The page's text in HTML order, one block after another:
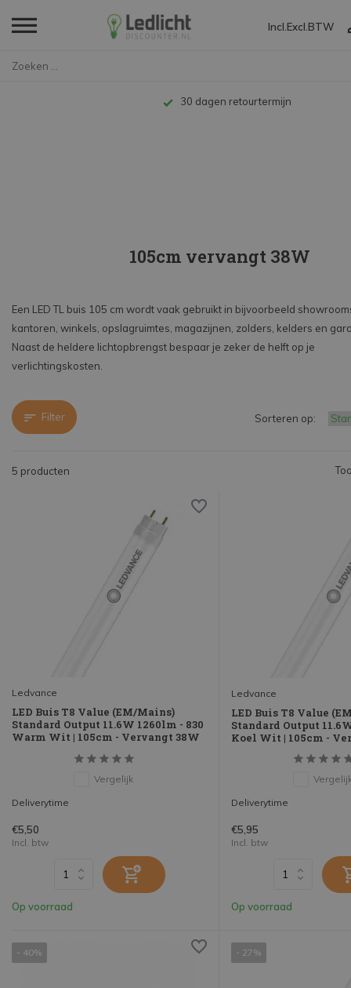
Incl. Excl. BTW
Tot 10 jaar garantie
105cm vervangt 38W
Een LED TL buis 105 cm wordt vaak gebruikt in bijvoorbeeld
kantoren, winkels, opslagruimtes, magazijnen, zolders, kelders en
Naast de heldere lichtopbrengst bespaar je zeker de helft op je
verlichtingskosten.
Filter
5 producten
Sorteren op:
Ledvance
LED Buis T8 Value (EM/Mains)
Standard Output 11.6W 1260lm - 830
Warm Wit | 105cm - Vervangt 38W
Vergelijk
Deliverytime
€5,50
Incl. btw
Op voorraad
Ledvance
LED Buis T8 Value
Standard Output
Koel Wit | 105cm -
Deliverytime
€5,95
Incl. btw
Op voorraad
- 40% - 27%